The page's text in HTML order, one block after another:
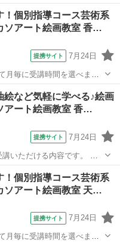
デッサンの描き方でモチー
授業の入会特典もアリ！
！個別指導コース芸術系
ソアート絵画教室 香…
提携サイト 7月24日
月毎に受講時間を選べま
校デザイン科や大宰府高校
す。 １８年間の合格実績で
絵など気軽に学べる♪絵画
アート絵画教室 香…
提携サイト 7月24日
いただける内容です。 大
って、大人応用クラスでは
いたい画材で自由に学べま
！個別指導コース芸術系
ソアート絵画教室 天…
提携サイト 7月24日
月毎に受講時間を選べま